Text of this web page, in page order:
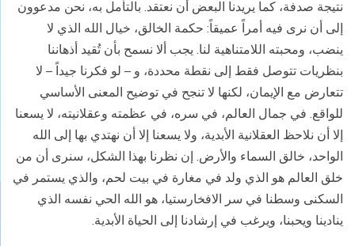
نتيجة صدفة، كما يريدنا البعض أن نعتقد. بالتأمل به، نحن مدعوون
إلى أن نرى فيه أمراً عميقاً: حكمة الخالق، خيال الله الذي لا
ينضب، ومحبته اللامتناهية لنا. يجب ألا نسمح بأن تُقيد أذهاننا
بنظريات تتوصل فقط إلى نقطة محددة، و – لو فكرنا جيداً – لا
تتعارض مع الإيمان، لكنها لا تنجح في توضيح المعنى الأساسي
للواقع. في جمال العالم، في سره، في عظمته وعقلانيته، لا يسعنا
إلا أن نلاحظ العقلانية الأبدية، ولا يسعنا إلا أن نهتدي بها إلى الله
الواحد، خالق السماء والأرض. إن نظرنا بهذا الشكل، سنرى أن من
خلق العالم هو الذي ولد في مغارة في بيت لحم، والذي يستمر في
السكنى وسطنا في سر الافخارستيا، هو الله الحي نفسه الذي
ينادينا ويحبنا، ويرغب في إرشادنا إلى الحياة الأبدية.